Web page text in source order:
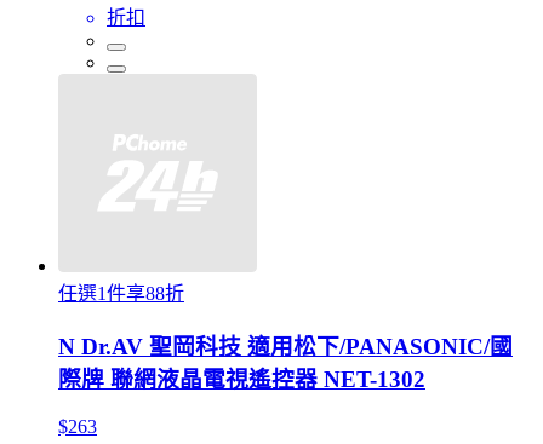
折扣
任選1件享88折
N Dr.AV 聖岡科技 適用松下/PANASONIC/國
際牌 聯網液晶電視遙控器 NET-1302
$263